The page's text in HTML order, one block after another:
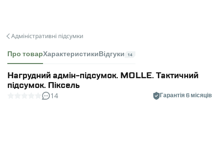
Адміністративні підсумки
Про товарХарактеристики Відгуки 14
Нагрудний адмін-підсумок. MOLLE. Тактичний
підсумок. Піксель
14 Гарантія 6 місяців